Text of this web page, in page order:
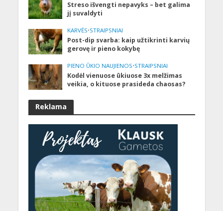
Streso išvengti nepavyks – bet galima
jį suvaldyti
KARVĖS•STRAIPSNIAI
Post-dip svarba: kaip užtikrinti karvių
gerovę ir pieno kokybę
PIENO ŪKIO NAUJIENOS•STRAIPSNIAI
Kodėl vienuose ūkiuose 3x melžimas
veikia, o kituose prasideda chaosas?
Reklama